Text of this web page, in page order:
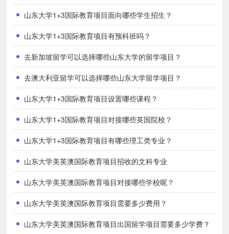
山东大学1+3国际教育项目面向哪些学生招生？
山东大学1+3国际教育项目有预科班吗？
去新加坡留学可以选择哪些山东大学的留学项目？
去澳大利亚留学可以选择哪些山东大学留学项目？
山东大学1+3国际教育项目设置哪些课程？
山东大学1+3国际教育项目对接哪些英国院校？
山东大学1+3国际教育项目有哪些理工类专业？
山东大学美英澳国际教育项目招收的文科专业
山东大学美英澳国际教育项目对接哪些学校呢？
山东大学美英澳国际教育项目需要多少费用？
山东大学美英澳国际教育项目出国留学项目需要多少学费？